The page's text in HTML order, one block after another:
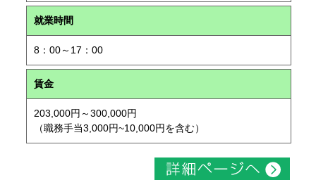
就業時間
8：00～17：00
賃金
203,000円～300,000円
（職務手当3,000円~10,000円を含む）